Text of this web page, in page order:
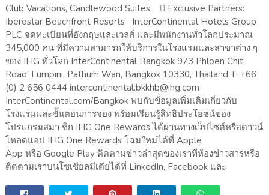
Club Vacations, Candlewood Suites  Exclusive Partners:
Iberostar Beachfront Resorts InterContinental Hotels Group
PLC จดทะเบียนที่อังกฤษและเวลส์ และมีพนักงานทั่วโลกประมาณ
345,000 คน ที่มีความสามารถให้บริการในโรงแรมและสาขาต่าง ๆ
ของ IHG ทั่วโลก InterContinental Bangkok 973 Phloen Chit
Road, Lumpini, Pathum Wan, Bangkok 10330, Thailand T: +66
(0) 2 656 0444 intercontinental.bkkhb@ihg.com
InterContinental.com/Bangkok พบกับข้อมูลเพิ่มเติมเกี่ยวกับ
โรงแรมและขั้นตอนการจอง พร้อมเรียนรู้สิทธิประโยชน์ของ
โปรแกรมสมา ชิก IHG One Rewards ได้ผ่านทางเว็ปไซต์หรือดาวน์
โหลดแอป IHG One Rewards โฉมใหม่ได้ที่ Apple
App หรือ Google Play ติดตามข่าวล่าสุดของเราที่ห้องข่าวสารหรือ
ติดตามเราบนโซเชียลมีเดียได้ที่ LinkedIn, Facebook และ